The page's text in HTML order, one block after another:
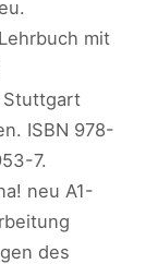
mit
Stuttgart
ISBN 978-
7.
neu A1-
des